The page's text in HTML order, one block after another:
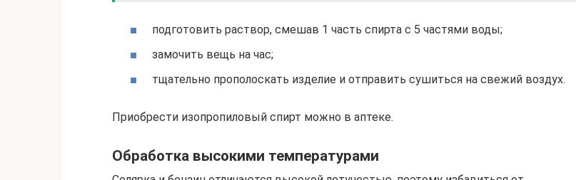
подготовить раствор, смешав 1 часть спирта с 5 частями воды;
замочить вещь на час;
тщательно прополоскать изделие и отправить сушиться на свежий воздух.
Приобрести изопропиловый спирт можно в аптеке.
Обработка высокими температурами